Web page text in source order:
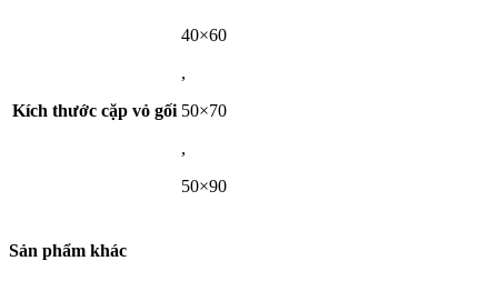
Kích thước cặp vỏ gối
40×60
,
50×70
,
50×90
Sản phẩm khác